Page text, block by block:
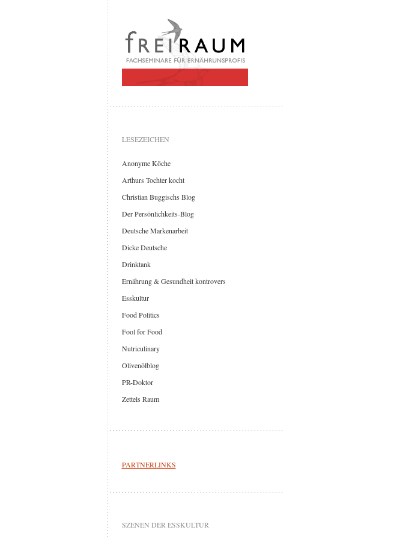
LESEZEICHEN
Anonyme Köche
Arthurs Tochter kocht
Christian Buggischs Blog
Der Persönlichkeits-Blog
Deutsche Markenarbeit
Dicke Deutsche
Drinktank
Ernährung & Gesundheit kontrovers
Esskultur
Food Politics
Fool for Food
Nutriculinary
Olivenölblog
PR-Doktor
Zettels Raum
PARTNERLINKS
SZENEN DER ESSKULTUR